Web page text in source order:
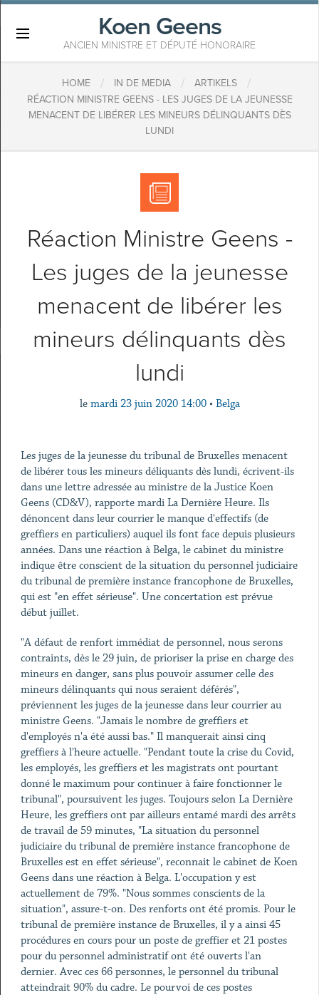
Koen Geens
ANCIEN MINISTRE ET DÉPUTÉ HONORAIRE
HOME / IN DE MEDIA / ARTIKELS /
RÉACTION MINISTRE GEENS - LES JUGES DE LA JEUNESSE
MENACENT DE LIBÉRER LES MINEURS DÉLINQUANTS DÈS
LUNDI
Réaction Ministre Geens -
Les juges de la jeunesse
menacent de libérer les
mineurs délinquants dès
lundi
le mardi 23 juin 2020 14:00 • Belga
Les juges de la jeunesse du tribunal de Bruxelles menacent
de libérer tous les mineurs déliquants dès lundi, écrivent-ils
dans une lettre adressée au ministre de la Justice Koen
Geens (CD&V), rapporte mardi La Dernière Heure. Ils
dénoncent dans leur courrier le manque d'effectifs (de
greffiers en particuliers) auquel ils font face depuis plusieurs
années. Dans une réaction à Belga, le cabinet du ministre
indique être conscient de la situation du personnel judiciaire
du tribunal de première instance francophone de Bruxelles,
qui est "en effet sérieuse". Une concertation est prévue
début juillet.
"A défaut de renfort immédiat de personnel, nous serons
contraints, dès le 29 juin, de prioriser la prise en charge des
mineurs en danger, sans plus pouvoir assumer celle des
mineurs délinquants qui nous seraient déférés",
préviennent les juges de la jeunesse dans leur courrier au
ministre Geens. "Jamais le nombre de greffiers et
d'employés n'a été aussi bas." Il manquerait ainsi cinq
greffiers à l'heure actuelle. "Pendant toute la crise du Covid,
les employés, les greffiers et les magistrats ont pourtant
donné le maximum pour continuer à faire fonctionner le
tribunal", poursuivent les juges. Toujours selon La Dernière
Heure, les greffiers ont par ailleurs entamé mardi des arrêts
de travail de 59 minutes, "La situation du personnel
judiciaire du tribunal de première instance francophone de
Bruxelles est en effet sérieuse", reconnait le cabinet de Koen
Geens dans une réaction à Belga. L'occupation y est
actuellement de 79%. "Nous sommes conscients de la
situation", assure-t-on. Des renforts ont été promis. Pour le
tribunal de première instance de Bruxelles, il y a ainsi 45
procédures en cours pour un poste de greffier et 21 postes
pour du personnel administratif ont été ouverts l'an
dernier. Avec ces 66 personnes, le personnel du tribunal
atteindrait 90% du cadre. Le pourvoi de ces postes